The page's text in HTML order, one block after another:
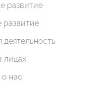
развитие
развитие
нас